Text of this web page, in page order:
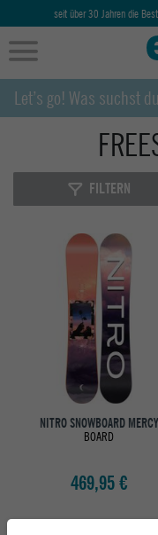
seit über 30 Jahren die
FILTERN
NITRO SNOWBOARD MERCY
BOARD
469,95 €